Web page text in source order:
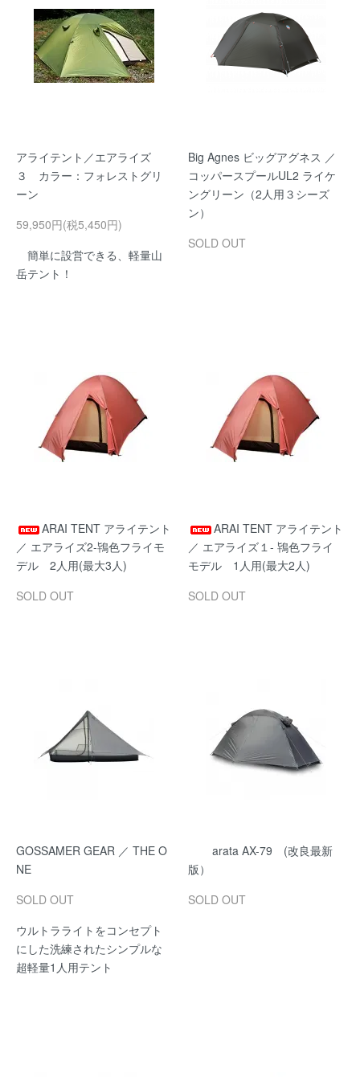
アライテント／エアライズ
３ カラー：フォレストグリ
ーン
59,950円(税5,450円)
簡単に設営できる、軽量山
岳テント！
Big Agnes ビッグアグネス ／
コッパースプールUL2 ライケ
ングリーン（2人用３シーズ
ン）
SOLD OUT
ARAI TENT アライテント
／ エアライズ2-鴇色フライモ
デル 2人用(最大3人)
SOLD OUT
ARAI TENT アライテント
／ エアライズ１- 鴇色フライ
モデル 1人用(最大2人)
SOLD OUT
GOSSAMER GEAR ／ THE O
NE
SOLD OUT
ウルトラライトをコンセプト
にした洗練されたシンプルな
超軽量1人用テント
arata AX-79 (改良最新
版）
SOLD OUT